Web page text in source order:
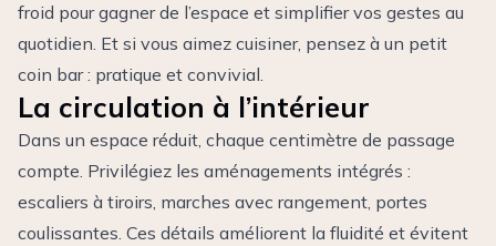
froid pour gagner de l’espace et simplifier vos gestes au
quotidien. Et si vous aimez cuisiner, pensez à un petit
coin bar : pratique et convivial.
La circulation à l’intérieur
Dans un espace réduit, chaque centimètre de passage
compte. Privilégiez les aménagements intégrés :
escaliers à tiroirs, marches avec rangement, portes
coulissantes. Ces détails améliorent la fluidité et évitent